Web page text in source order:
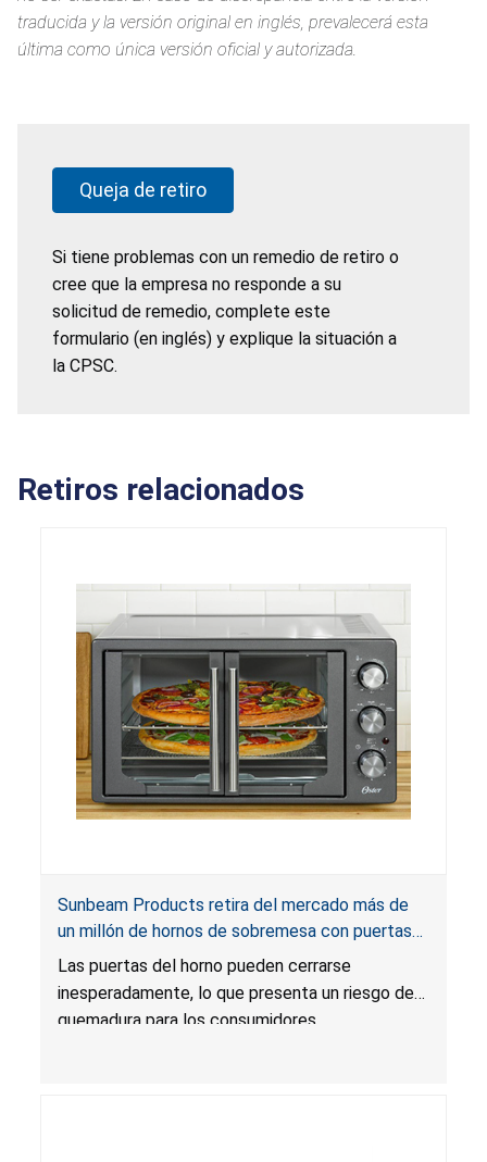
traducida y la versión original en inglés, prevalecerá esta
última como única versión oficial y autorizada.
Queja de retiro
Si tiene problemas con un remedio de retiro o
cree que la empresa no responde a su
solicitud de remedio, complete este
formulario (en inglés) y explique la situación a
la CPSC.
Retiros relacionados
Sunbeam Products retira del mercado más de
un millón de hornos de sobremesa con puertas
francesas de Oster por riesgo de quemadura
Las puertas del horno pueden cerrarse
inesperadamente, lo que presenta un riesgo de
quemadura para los consumidores.